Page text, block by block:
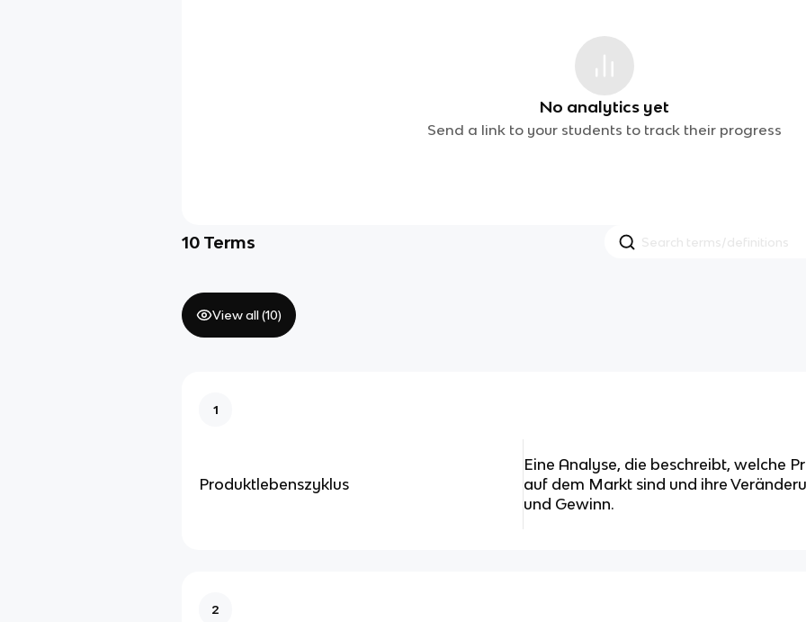
No analytics yet
Send a link to your students to track their progress
10 Terms
View all (10)
1
Produktlebenszyklus
Eine Analyse, die beschreibt, welche
auf dem Markt sind und ihre
und Gewinn.
2